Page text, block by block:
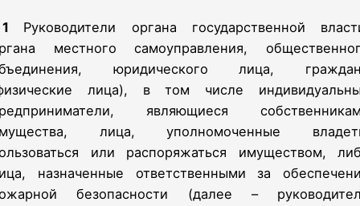
1 Руководители органа государственной
местного самоуправления,
юридического лица,
лица), в том числе
являющиеся
лица, уполномоченные
или распоряжаться имуществом,
назначенные ответственными за
безопасности (далее –